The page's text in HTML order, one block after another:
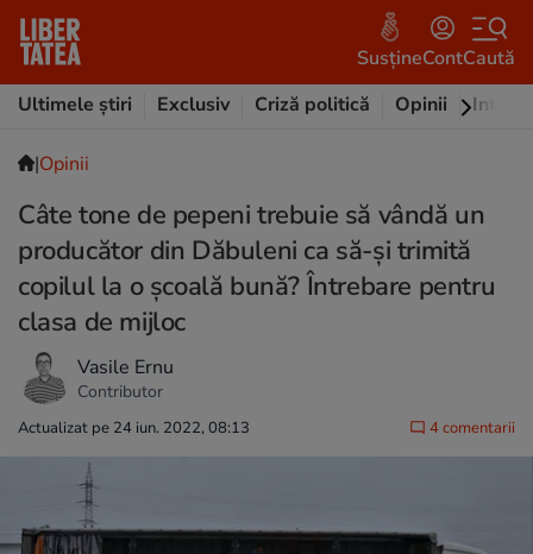
SusțineContCaută
Ultimele știri
Exclusiv Criză politică Opinii
|Opinii
Câte tone de pepeni trebuie să vândă un
producător din Dăbuleni ca să-și trimită
copilul la o școală bună? Întrebare pentru
clasa de mijloc
Vasile Ernu
Contributor
Actualizat pe 24 iun. 2022, 08:13 4 comentarii